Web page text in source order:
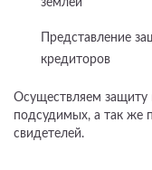
землей
Представление
кредиторов
Осуществляем защиту
подсудимых, а так же
свидетелей.